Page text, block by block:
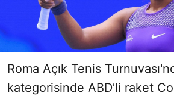
Roma Açık Tenis
kategorisinde ABD’li raket